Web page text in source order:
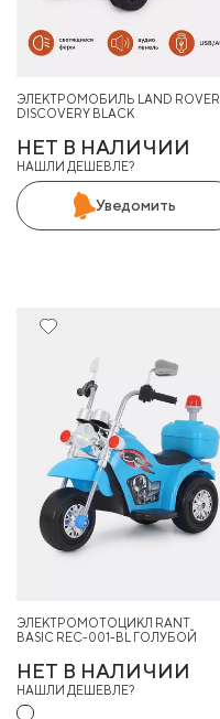
ЭЛЕКТРОМОБИЛЬ LAND ROVER
DISCOVERY BLACK
НЕТ В НАЛИЧИИ
НАШЛИ ДЕШЕВЛЕ?
Уведомить
ЭЛЕКТРОМОТОЦИКЛ RANT
BASIC REC-001-BL ГОЛУБОЙ
НЕТ В НАЛИЧИИ
НАШЛИ ДЕШЕВЛЕ?